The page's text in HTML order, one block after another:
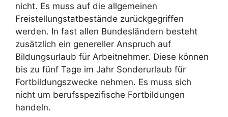
nicht. Es muss auf die allgemeinen
Freistellungstatbestände zurückgegriffen
werden. In fast allen Bundesländern besteht
zusätzlich ein genereller Anspruch auf
Bildungsurlaub für Arbeitnehmer. Diese können
bis zu fünf Tage im Jahr Sonderurlaub für
Fortbildungszwecke nehmen. Es muss sich
nicht um berufsspezifische Fortbildungen
handeln.